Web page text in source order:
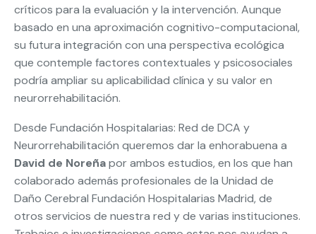
críticos para la evaluación y la intervención. Aunque
basado en una aproximación cognitivo-computacional,
su futura integración con una perspectiva ecológica
que contemple factores contextuales y psicosociales
podría ampliar su aplicabilidad clínica y su valor en
neurorrehabilitación.
Desde Fundación Hospitalarias: Red de DCA y
Neurorrehabilitación queremos dar la enhorabuena a
David de Noreñapor ambos estudios, en los que han
colaborado además profesionales de la Unidad de
Daño Cerebral Fundación Hospitalarias Madrid, de
otros servicios de nuestra red y de varias instituciones.